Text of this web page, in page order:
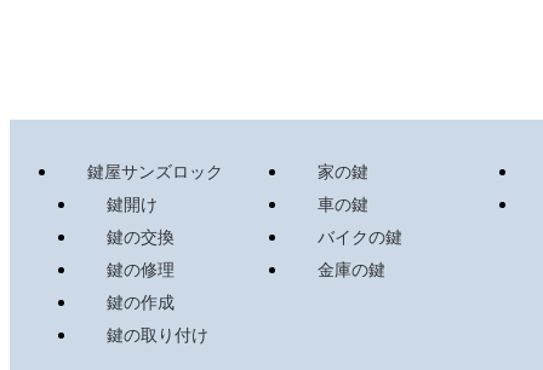
鍵屋サンズロック
鍵開け
鍵の交換
鍵の修理
鍵の作成
鍵の取り付け
家の鍵
車の鍵
バイクの鍵
金庫の鍵